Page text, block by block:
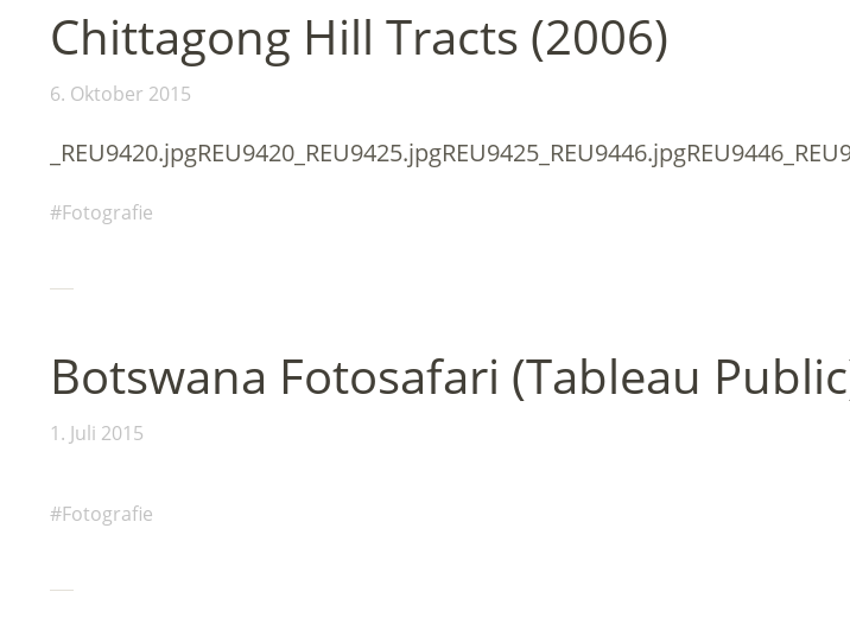
Chittagong Hill Tracts (2006)
6. Oktober 2015
Fotografie
Botswana Fotosafari (Tableau
1. Juli 2015
Fotografie